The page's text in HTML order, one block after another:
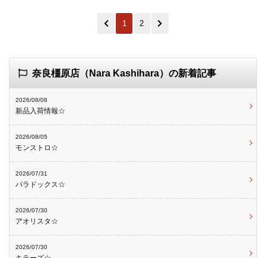
1 2
奈良橿原店（Nara Kashihara）の新着記事
2026/08/08
新品入荷情報☆
2026/08/05
モンストロ☆
2026/07/31
パラドックス☆
2026/07/30
アオリスタ☆
2026/07/30